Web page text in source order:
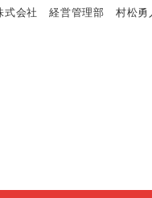
式会社 経営管理部 村松